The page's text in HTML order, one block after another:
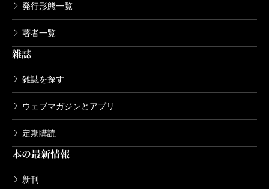
は注目しておきたい。
単行本刊行時掲載
発行形態一覧
著者一覧
雑誌
雑誌を探す
ウェブマガジンとアプリ
定期購読
本の最新情報
新刊